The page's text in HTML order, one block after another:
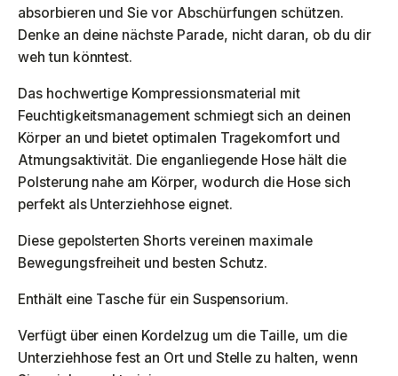
absorbieren und Sie vor Abschürfungen schützen.
Denke an deine nächste Parade, nicht daran, ob du dir
weh tun könntest.
Das hochwertige Kompressionsmaterial mit
Feuchtigkeitsmanagement schmiegt sich an deinen
Körper an und bietet optimalen Tragekomfort und
Atmungsaktivität. Die enganliegende Hose hält die
Polsterung nahe am Körper, wodurch die Hose sich
perfekt als Unterziehhose eignet.
Diese gepolsterten Shorts vereinen maximale
Bewegungsfreiheit und besten Schutz.
Enthält eine Tasche für ein Suspensorium.
Verfügt über einen Kordelzug um die Taille, um die
Unterziehhose fest an Ort und Stelle zu halten, wenn